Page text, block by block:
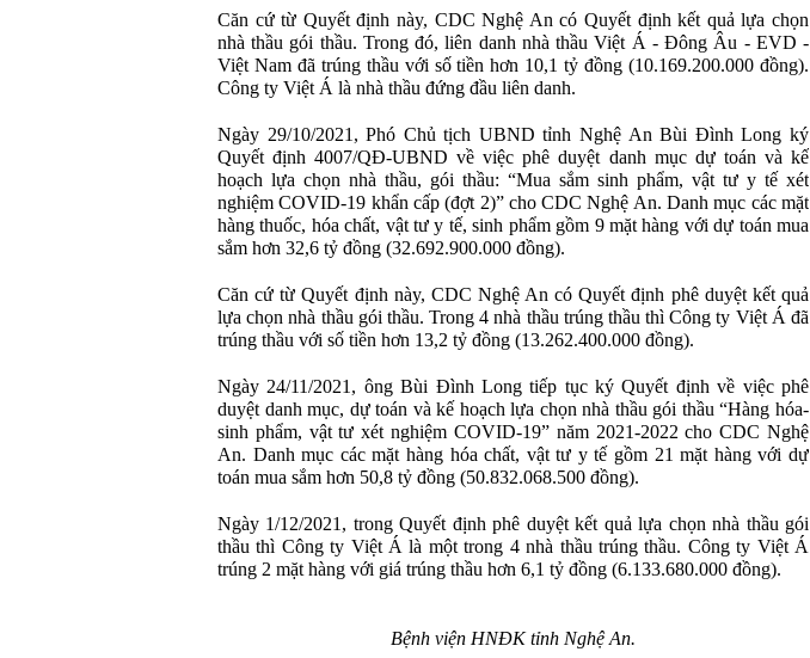
Căn cứ từ Quyết định này, CDC Nghệ An có Quyết định kết quả lựa chọn
nhà thầu gói thầu. Trong đó, liên danh nhà thầu Việt Á - Đông Âu - EVD -
Việt Nam đã trúng thầu với số tiền hơn 10,1 tỷ đồng (10.169.200.000 đồng).
Công ty Việt Á là nhà thầu đứng đầu liên danh.
Ngày 29/10/2021, Phó Chủ tịch UBND tỉnh Nghệ An Bùi Đình Long ký
Quyết định 4007/QĐ-UBND về việc phê duyệt danh mục dự toán và kế
hoạch lựa chọn nhà thầu, gói thầu: “Mua sắm sinh phẩm, vật tư y tế xét
nghiệm COVID-19 khẩn cấp (đợt 2)” cho CDC Nghệ An. Danh mục các mặt
hàng thuốc, hóa chất, vật tư y tế, sinh phẩm gồm 9 mặt hàng với dự toán mua
sắm hơn 32,6 tỷ đồng (32.692.900.000 đồng).
Căn cứ từ Quyết định này, CDC Nghệ An có Quyết định phê duyệt kết quả
lựa chọn nhà thầu gói thầu. Trong 4 nhà thầu trúng thầu thì Công ty Việt Á đã
trúng thầu với số tiền hơn 13,2 tỷ đồng (13.262.400.000 đồng).
Ngày 24/11/2021, ông Bùi Đình Long tiếp tục ký Quyết định về việc phê
duyệt danh mục, dự toán và kế hoạch lựa chọn nhà thầu gói thầu “Hàng hóa-
sinh phẩm, vật tư xét nghiệm COVID-19” năm 2021-2022 cho CDC Nghệ
An. Danh mục các mặt hàng hóa chất, vật tư y tế gồm 21 mặt hàng với dự
toán mua sắm hơn 50,8 tỷ đồng (50.832.068.500 đồng).
Ngày 1/12/2021, trong Quyết định phê duyệt kết quả lựa chọn nhà thầu gói
thầu thì Công ty Việt Á là một trong 4 nhà thầu trúng thầu. Công ty Việt Á
trúng 2 mặt hàng với giá trúng thầu hơn 6,1 tỷ đồng (6.133.680.000 đồng).
Bệnh viện HNĐK tỉnh Nghệ An.